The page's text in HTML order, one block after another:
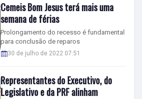
Cemeis Bom Jesus terá mais uma
semana de férias
Prolongamento do recesso é fundamental
para conclusão de reparos
30 de julho de 2022 07:51
Representantes do Executivo, do
Legislativo e da PRF alinham